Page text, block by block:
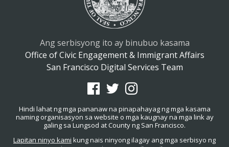
Ang serbisyong ito ay binubuo kasama
Office of Civic Engagement & Immigrant Affairs
San Francisco Digital Services Team
Hindi lahat ng mga pananaw na pinapahayag ng mga kasama
naming organisasyon sa website o mga kaugnay na mga link ay
galing sa Lungsod at County ng San Francisco.
Lapitan ninyo kami kung nais ninyong ilagay ang mga serbisyo ng